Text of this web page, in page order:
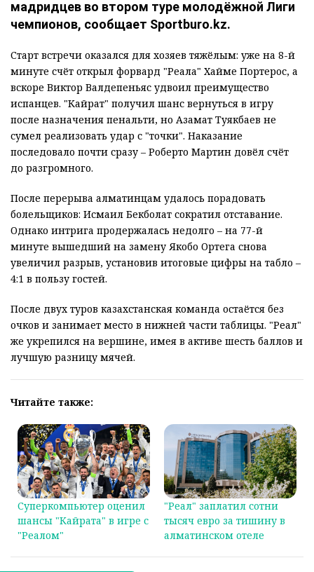
мадридцев во втором туре молодёжной Лиги
чемпионов, сообщает Sportburo.kz.
Старт встречи оказался для хозяев тяжёлым: уже на 8-й
минуте счёт открыл форвард "Реала" Хайме Портерос, а
вскоре Виктор Валдепеньяс удвоил преимущество
испанцев. "Кайрат" получил шанс вернуться в игру
после назначения пенальти, но Азамат Туякбаев не
сумел реализовать удар с "точки". Наказание
последовало почти сразу – Роберто Мартин довёл счёт
до разгромного.
После перерыва алматинцам удалось порадовать
болельщиков: Исмаил Бекболат сократил отставание.
Однако интрига продержалась недолго – на 77-й
минуте вышедший на замену Якобо Ортега снова
увеличил разрыв, установив итоговые цифры на табло –
4:1 в пользу гостей.
После двух туров казахстанская команда остаётся без
очков и занимает место в нижней части таблицы. "Реал"
же укрепился на вершине, имея в активе шесть баллов и
лучшую разницу мячей.
Читайте также:
Суперкомпьютер оценил
шансы "Кайрата" в игре с
"Реалом"
"Реал" заплатил сотни
тысяч евро за тишину в
алматинском отеле